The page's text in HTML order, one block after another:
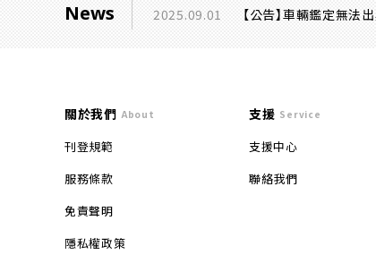
News 2025.09.01 【公告】車輛鑑定無法
關於我們 About
刊登規範
服務條款
免責聲明
隱私權政策
支援 Service
支援中心
聯絡我們